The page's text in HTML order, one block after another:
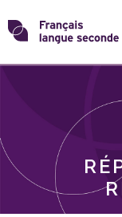
Skip
toTransformons
langue
THÈMES